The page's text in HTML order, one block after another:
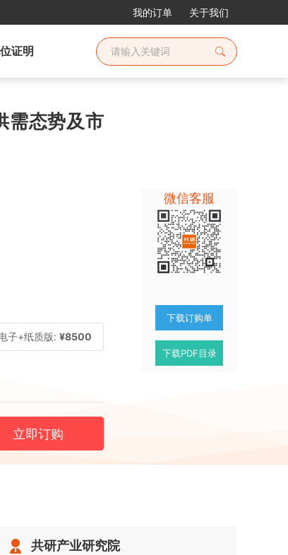
我的订单 关于我们
证明
需态势及市
子+纸质版: ¥8500
立即订购
微信客服
下载订购单
下载PDF目录
共研产业研究院